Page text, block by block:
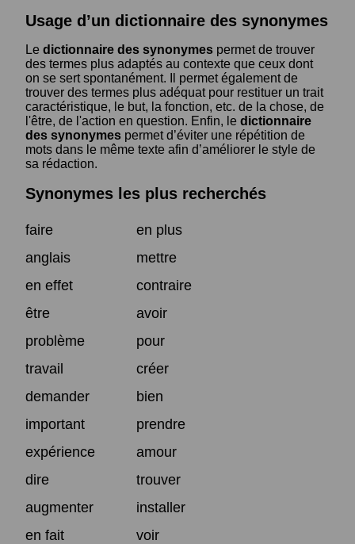
Usage d’un dictionnaire des synonymes
Le dictionnaire des synonymes permet de trouver
des termes plus adaptés au contexte que ceux dont
on se sert spontanément. Il permet également de
trouver des termes plus adéquat pour restituer un trait
caractéristique, le but, la fonction, etc. de la chose, de
l'être, de l'action en question. Enfin, le dictionnaire
des synonymes permet d’éviter une répétition de
mots dans le même texte afin d’améliorer le style de
sa rédaction.
Synonymes les plus recherchés
faire
en plus
anglais
mettre
en effet
contraire
être
avoir
problème
pour
travail
créer
demander
bien
important
prendre
expérience
amour
dire
trouver
augmenter
installer
en fait
voir